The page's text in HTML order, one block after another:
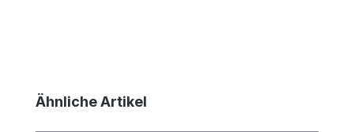
Produktgalerie überspringen
Ähnliche Artikel